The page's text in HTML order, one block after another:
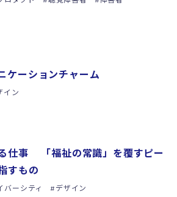
ケーションチャーム
イン
仕事 「福祉の常識」を覆すピー
すもの
バーシティ デザイン